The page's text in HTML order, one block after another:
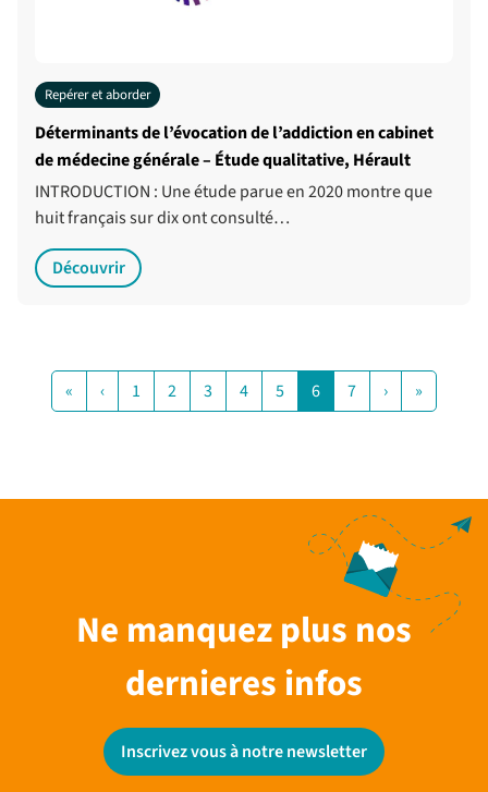
Repérer et aborder
Déterminants de l’évocation de l’addiction en cabinet
de médecine générale – Étude qualitative, Hérault
INTRODUCTION : Une étude parue en 2020 montre que
huit français sur dix ont consulté…
Découvrir
« ‹ 1 2 3 4 5 6 7 › »
Ne manquez plus nos
dernieres infos
Inscrivez vous à notre newsletter